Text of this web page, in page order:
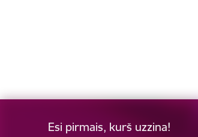
Esi pirmais, kurš uzzina!